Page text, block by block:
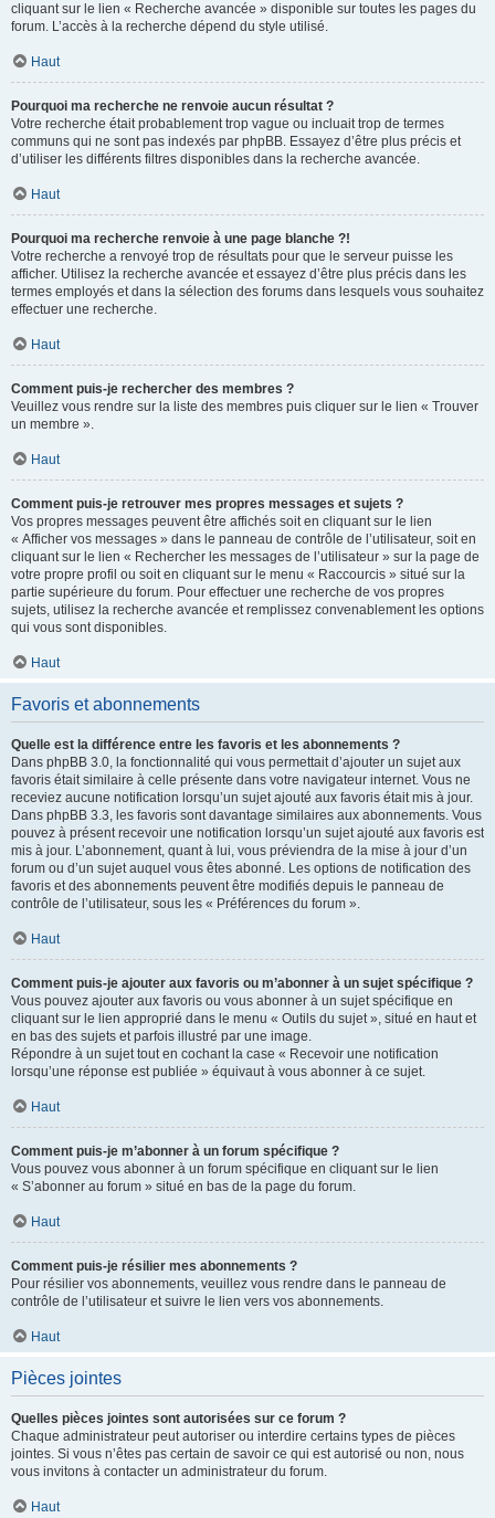
cliquant sur le lien « Recherche avancée » disponible sur toutes les pages du
forum. L’accès à la recherche dépend du style utilisé.
Haut
Pourquoi ma recherche ne renvoie aucun résultat ?
Votre recherche était probablement trop vague ou incluait trop de termes
communs qui ne sont pas indexés par phpBB. Essayez d’être plus précis et
d’utiliser les différents filtres disponibles dans la recherche avancée.
Haut
Pourquoi ma recherche renvoie à une page blanche ?!
Votre recherche a renvoyé trop de résultats pour que le serveur puisse les
afficher. Utilisez la recherche avancée et essayez d’être plus précis dans les
termes employés et dans la sélection des forums dans lesquels vous souhaitez
effectuer une recherche.
Haut
Comment puis-je rechercher des membres ?
Veuillez vous rendre sur la liste des membres puis cliquer sur le lien « Trouver
un membre ».
Haut
Comment puis-je retrouver mes propres messages et sujets ?
Vos propres messages peuvent être affichés soit en cliquant sur le lien
« Afficher vos messages » dans le panneau de contrôle de l’utilisateur, soit en
cliquant sur le lien « Rechercher les messages de l’utilisateur » sur la page de
votre propre profil ou soit en cliquant sur le menu « Raccourcis » situé sur la
partie supérieure du forum. Pour effectuer une recherche de vos propres
sujets, utilisez la recherche avancée et remplissez convenablement les options
qui vous sont disponibles.
Haut
Favoris et abonnements
Quelle est la différence entre les favoris et les abonnements ?
Dans phpBB 3.0, la fonctionnalité qui vous permettait d’ajouter un sujet aux
favoris était similaire à celle présente dans votre navigateur internet. Vous ne
receviez aucune notification lorsqu’un sujet ajouté aux favoris était mis à jour.
Dans phpBB 3.3, les favoris sont davantage similaires aux abonnements. Vous
pouvez à présent recevoir une notification lorsqu’un sujet ajouté aux favoris est
mis à jour. L’abonnement, quant à lui, vous préviendra de la mise à jour d’un
forum ou d’un sujet auquel vous êtes abonné. Les options de notification des
favoris et des abonnements peuvent être modifiés depuis le panneau de
contrôle de l’utilisateur, sous les « Préférences du forum ».
Haut
Comment puis-je ajouter aux favoris ou m’abonner à un sujet spécifique ?
Vous pouvez ajouter aux favoris ou vous abonner à un sujet spécifique en
cliquant sur le lien approprié dans le menu « Outils du sujet », situé en haut et
en bas des sujets et parfois illustré par une image.
Répondre à un sujet tout en cochant la case « Recevoir une notification
lorsqu’une réponse est publiée » équivaut à vous abonner à ce sujet.
Haut
Comment puis-je m’abonner à un forum spécifique ?
Vous pouvez vous abonner à un forum spécifique en cliquant sur le lien
« S’abonner au forum » situé en bas de la page du forum.
Haut
Comment puis-je résilier mes abonnements ?
Pour résilier vos abonnements, veuillez vous rendre dans le panneau de
contrôle de l’utilisateur et suivre le lien vers vos abonnements.
Haut
Pièces jointes
Quelles pièces jointes sont autorisées sur ce forum ?
Chaque administrateur peut autoriser ou interdire certains types de pièces
jointes. Si vous n’êtes pas certain de savoir ce qui est autorisé ou non, nous
vous invitons à contacter un administrateur du forum.
Haut